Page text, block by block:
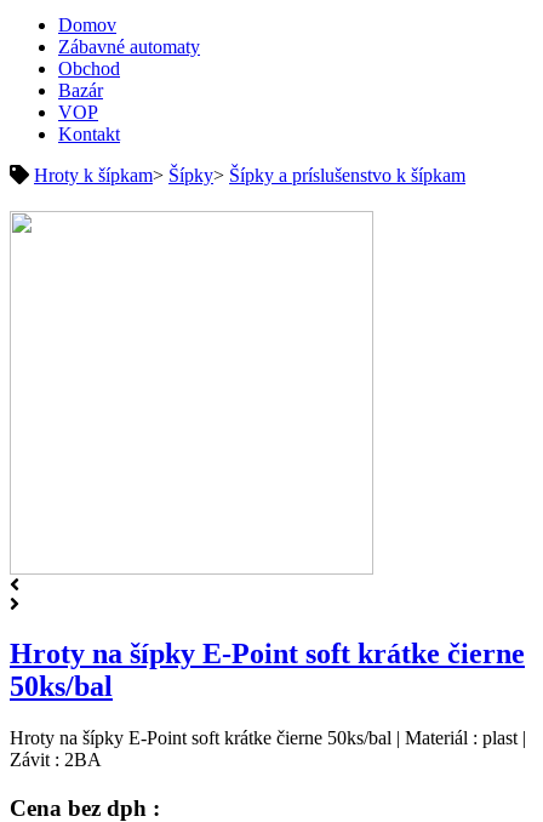
Domov
Zábavné automaty
Obchod
Bazár
VOP
Kontakt
Hroty k šípkam> Šípky> Šípky a príslušenstvo k šípkam
Hroty na šípky E-Point soft krátke čierne
50ks/bal
Hroty na šípky E-Point soft krátke čierne 50ks/bal | Materiál : plast |
Závit : 2BA
Cena bez dph :